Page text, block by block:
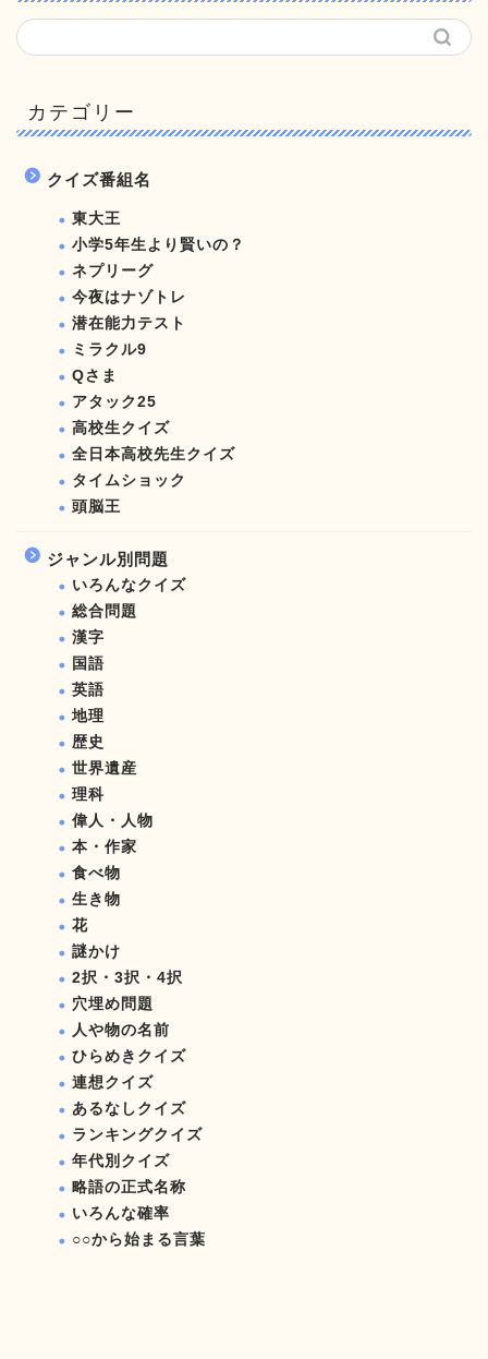
カテゴリー
クイズ番組名
東大王
小学5年生より賢いの？
ネプリーグ
今夜はナゾトレ
潜在能力テスト
ミラクル9
Qさま
アタック25
高校生クイズ
全日本高校先生クイズ
タイムショック
頭脳王
ジャンル別問題
いろんなクイズ
総合問題
漢字
国語
英語
地理
歴史
世界遺産
理科
偉人・人物
本・作家
食べ物
生き物
花
謎かけ
2択・3択・4択
穴埋め問題
人や物の名前
ひらめきクイズ
連想クイズ
あるなしクイズ
ランキングクイズ
年代別クイズ
略語の正式名称
いろんな確率
○○から始まる言葉